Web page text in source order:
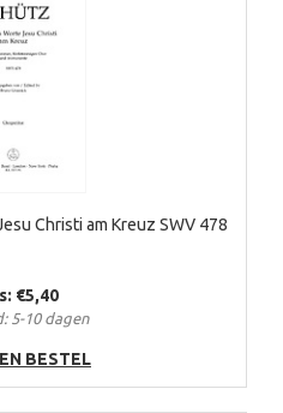
Christi am Kreuz SWV 478
€5,40
5-10 dagen
BESTEL